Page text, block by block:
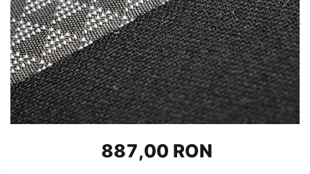
Carcasa Cheie
Accesorii Electronice Auto
Incarcatoare Auto
Accesorii pentru Roti si Anvelope
Husa Anvelope
887,00 RON